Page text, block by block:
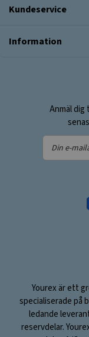
Kundeservice
Information
Anmäl dig
Din
e-
Yourex är ett
specialiserade på
ledande
reservdelar.